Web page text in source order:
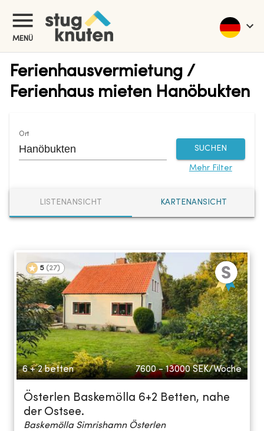
MENÜ
Ferienhausvermietung /
Ferienhaus mieten Hanöbukten
Ort
SUCHEN
Mehr Filter
LISTENANSICHT KARTENANSICHT
5 (27)
6 + 2 betten 7600 - 13000 SEK/Woche
Österlen Baskemölla 6+2 Betten, nahe
der Ostsee.
Baskemölla Simrishamn Österlen